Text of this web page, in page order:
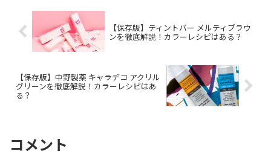
【保存版】ティントバー メルティブラウ
ンを徹底解説！カラーレシピはある？
【保存版】中野製薬 キャラデコ アクリル
グリーンを徹底解説！カラーレシピはあ
る？
コメント